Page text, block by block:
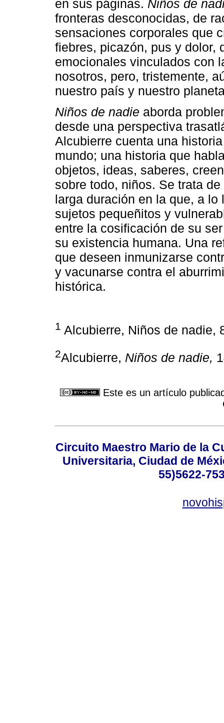
en sus páginas. Niños de
fronteras desconocidas, de
sensaciones corporales que
fiebres, picazón, pus y dolor,
emocionales vinculados con
nosotros, pero, tristemente,
nuestro país y nuestro
Niños de nadie aborda
desde una perspectiva
Alcubierre cuenta una
mundo; una historia que
objetos, ideas, saberes,
sobre todo, niños. Se trata
larga duración en la que, a
sujetos pequeñitos y
entre la cosificación de su
su existencia humana. Una
que deseen inmunizarse
y vacunarse contra el
histórica.
1 Alcubierre, Niños de nadie,
2Alcubierre, Niños de nadie,
Este es un artículo
Circuito Maestro Mario de la
Universitaria, Ciudad de
55)5622-